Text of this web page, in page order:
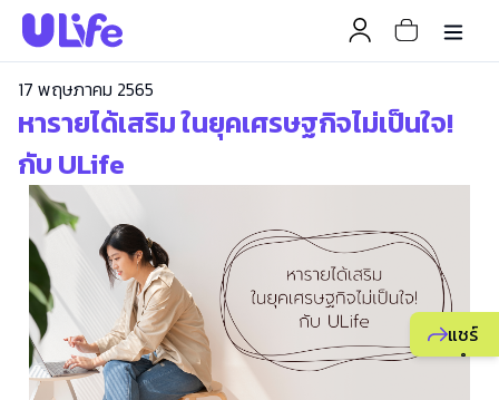
แชร์
แนะนำ
17 พฤษภาคม 2565
หารายได้เสริม ในยุคเศรษฐกิจไม่เป็นใจ!
กับ ULife